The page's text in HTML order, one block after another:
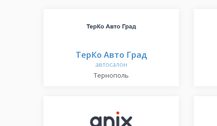
ТерКо Авто Град
автосалон
Тернополь